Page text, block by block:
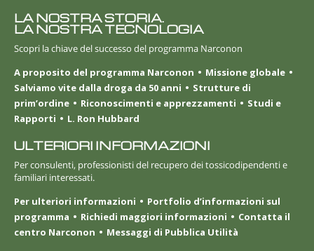
LA NOSTRA STORIA.
LA NOSTRA TECNOLOGIA
Scopri la chiave del successo del programma Narconon
A proposito del programma Narconon
Missione globale
Salviamo vite dalla droga da 50 anni
Strutture di
prim’ordine
Riconoscimenti e apprezzamenti
Studi e
Rapporti
L. Ron Hubbard
ULTERIORI INFORMAZIONI
Per consulenti, professionisti del recupero dei tossicodipendenti e
familiari interessati.
Per ulteriori informazioni
Portfolio d’informazioni sul
programma
Richiedi maggiori informazioni
Contatta il
centro Narconon
Messaggi di Pubblica Utilità